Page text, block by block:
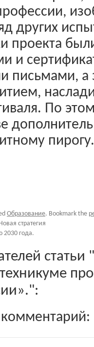
других
проекта
и
письмами, а
По
пирогу.
Образование. Bookmark the
стратегия
2030 года.
статьи